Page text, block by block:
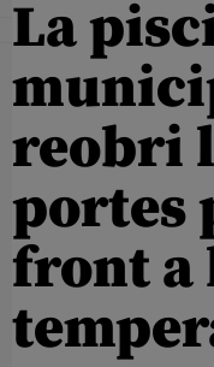
La
reobri
portes
front a